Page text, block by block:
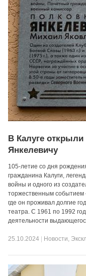
В Калуге
Янкелевичу
105-летие со дня
гражданина Калуги,
войны и одного из
торжественным событием
где он проживал долгие
театра. С 1961 по 1992
деятельности
25.10.2024 Новости,